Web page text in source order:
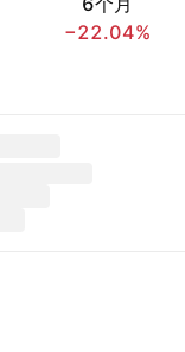
−22.04%